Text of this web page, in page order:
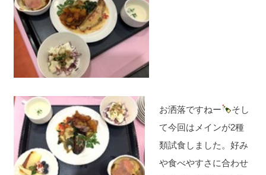
お洒落ですねー
そし
て今回はメインが2種
類試食しました。好み
や食べやすさに合わせ